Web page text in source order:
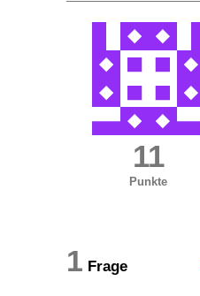
11
Punkte
1 Frage